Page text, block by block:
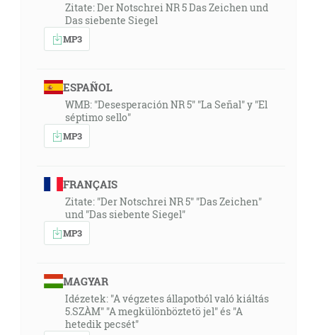
Zitate: Der Notschrei NR 5 Das Zeichen und
Das siebente Siegel
MP3
ESPAÑOL
WMB: "Desesperación NR 5" "La Señal" y "El
séptimo sello"
MP3
FRANÇAIS
Zitate: "Der Notschrei NR 5" "Das Zeichen"
und "Das siebente Siegel"
MP3
MAGYAR
Idézetek: "A végzetes állapotból való kiáltás
5.SZÀM" "A megkülönböztetö jel" és "A
hetedik pecsét"